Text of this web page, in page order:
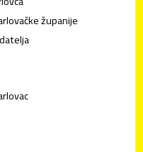
županije